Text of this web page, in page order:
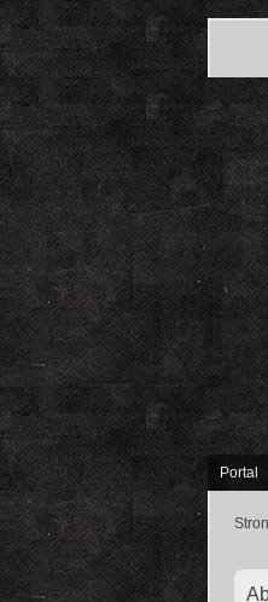
Portal